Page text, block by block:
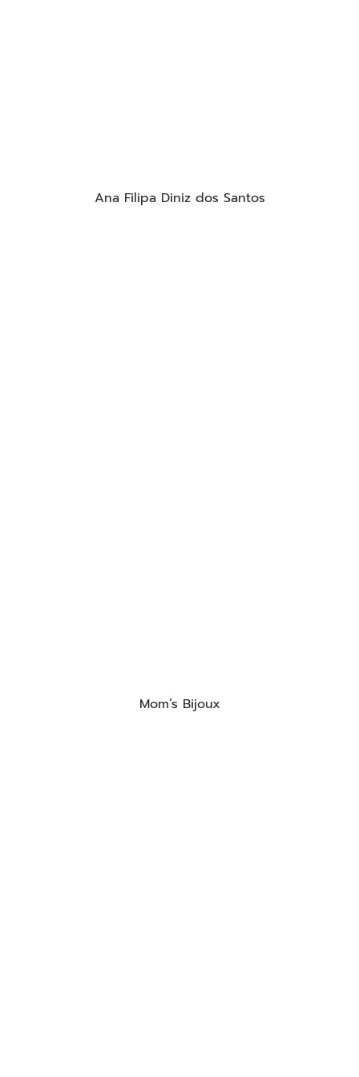
Ana Filipa Diniz dos Santos
Mom’s Bijoux